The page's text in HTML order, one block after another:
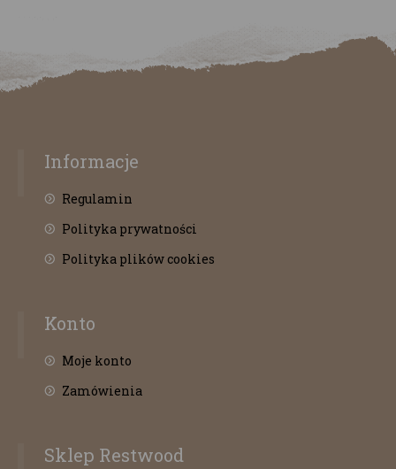
Informacje
Regulamin
Polityka prywatności
Polityka plików cookies
Konto
Moje konto
Zamówienia
Sklep Restwood